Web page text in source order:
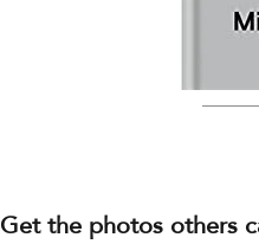
Get the photos others